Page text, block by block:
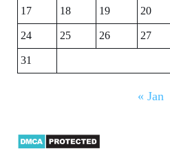
17
18 19 20
24
25 26 27
31
« Jan